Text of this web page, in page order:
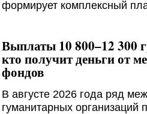
формирует комплексный
Выплаты 10 800–12 300
кто получит деньги от
фондов
В августе 2026 года ряд
гуманитарных организаций